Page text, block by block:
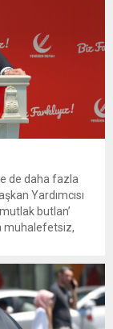
de daha fazla
Yardımcısı
butlan’
muhalefetsiz,